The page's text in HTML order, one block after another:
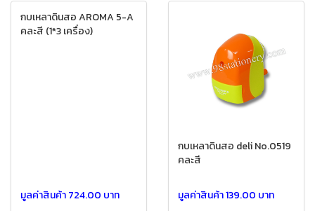
กบเหลาดินสอ AROMA 5-A
คละสี (1*3 เครื่อง)
มูลค่าสินค้า 724.00 บาท
กบเหลาดินสอ deli No.0519
คละสี
มูลค่าสินค้า 139.00 บาท